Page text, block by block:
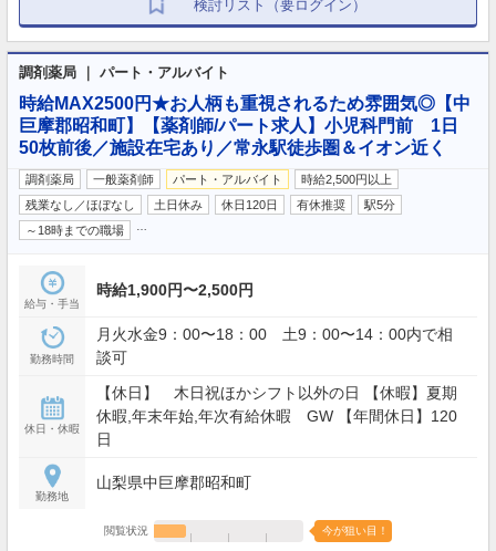
検討リスト（要ログイン）
調剤薬局 ｜ パート・アルバイト
時給MAX2500円★お人柄も重視されるため雰囲気◎【中
巨摩郡昭和町】【薬剤師/パート求人】小児科門前 1日
50枚前後／施設在宅あり／常永駅徒歩圏＆イオン近く
調剤薬局 一般薬剤師 パート・アルバイト
時給2,500円以上
残業なし／ほぼなし
土日休み 休日120日 有休推奨
駅5分
～18時までの職場
給与・手当
時給1,900円〜2,500円
勤務時間
月火水金9：00〜18：00 土9：00〜14：00内で相
談可
休日・休暇
【休日】 木日祝ほかシフト以外の日 【休暇】夏期
休暇,年末年始,年次有給休暇 GW 【年間休日】120
日
勤務地
山梨県中巨摩郡昭和町
閲覧状況 今が狙い目！